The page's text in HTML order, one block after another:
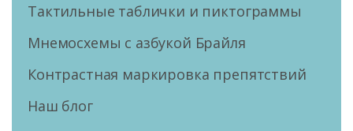
Тактильные таблички и пиктограммы
Мнемосхемы с азбукой Брайля
Контрастная маркировка препятствий
Наш блог